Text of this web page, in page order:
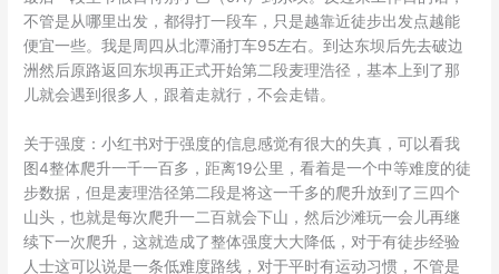
不管是从哪里出发，都得打一段车，只是越靠近徒步出发点越能
便宜一些。我是周四从北潭涌打车95左右。到达东坝后先去破边
洲然后原路返回东坝再正式开始第二段麦理浩径，基本上到了那
儿就会遇到很多人，跟着走就行，不会走错。
关于强度：小红书对于强度的信息感觉有很大的失真，可以看我
图4整体爬升一千一百多，距离19公里，看着是一个中等难度的徒
步数据，但是麦理浩径第二段是将这一千多的爬升放到了三四个
山头，也就是每次爬升一二百就会下山，然后沙滩玩一会儿再继
续下一次爬升，这就造成了整体强度大大降低，对于有徒步经验
人士这可以说是一条低难度路线，对于平时有运动习惯，不管是